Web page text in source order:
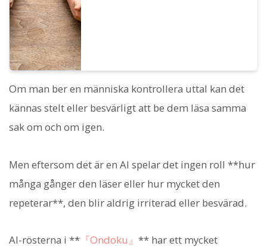
Om man ber en människa kontrollera uttal kan det
kännas stelt eller besvärligt att be dem läsa samma
sak om och om igen.
Men eftersom det är en AI spelar det ingen roll **hur
många gånger den läser eller hur mycket den
repeterar**, den blir aldrig irriterad eller besvärad.
AI-rösterna i ** 『Ondoku』 ** har ett mycket